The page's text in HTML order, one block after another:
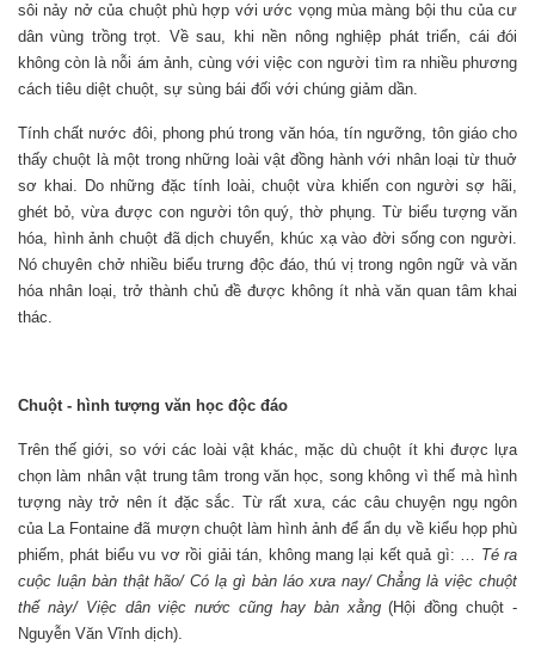
sôi nảy nở của chuột phù hợp với ước vọng mùa màng bội thu của cư
dân vùng trồng trọt. Về sau, khi nền nông nghiệp phát triển, cái đói
không còn là nỗi ám ảnh, cùng với việc con người tìm ra nhiều phương
cách tiêu diệt chuột, sự sùng bái đối với chúng giảm dần.
Tính chất nước đôi, phong phú trong văn hóa, tín ngưỡng, tôn giáo cho
thấy chuột là một trong những loài vật đồng hành với nhân loại từ thuở
sơ khai. Do những đặc tính loài, chuột vừa khiến con người sợ hãi,
ghét bỏ, vừa được con người tôn quý, thờ phụng. Từ biểu tượng văn
hóa, hình ảnh chuột đã dịch chuyển, khúc xạ vào đời sống con người.
Nó chuyên chở nhiều biểu trưng độc đáo, thú vị trong ngôn ngữ và văn
hóa nhân loại, trở thành chủ đề được không ít nhà văn quan tâm khai
thác.
Chuột - hình tượng văn học độc đáo
Trên thế giới, so với các loài vật khác, mặc dù chuột ít khi được lựa
chọn làm nhân vật trung tâm trong văn học, song không vì thế mà hình
tượng này trở nên ít đặc sắc. Từ rất xưa, các câu chuyện ngụ ngôn
của La Fontaine đã mượn chuột làm hình ảnh để ẩn dụ về kiểu họp phù
phiếm, phát biểu vu vơ rồi giải tán, không mang lại kết quả gì: … Té ra
cuộc luận bàn thật hão/ Có lạ gì bàn láo xưa nay/ Chẳng là việc chuột
thế này/ Việc dân việc nước cũng hay bàn xằng(Hội đồng chuột -
Nguyễn Văn Vĩnh dịch).